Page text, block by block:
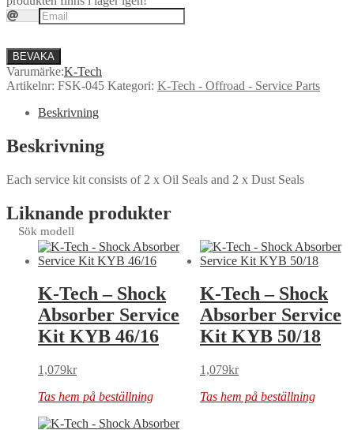
BEVAKA
Varumärke:K-Tech
Artikelnr: FSK-045 Kategori: K-Tech - Offroad - Service Parts
Beskrivning
Beskrivning
Each service kit consists of 2 x Oil Seals and 2 x Dust Seals
Liknande produkter
K-Tech – Shock
Absorber Service
Kit KYB 46/16
1,079kr
Tas hem på beställning
K-Tech – Shock
Absorber Service
Kit KYB 50/18
1,079kr
Tas hem på beställning
Sök modell